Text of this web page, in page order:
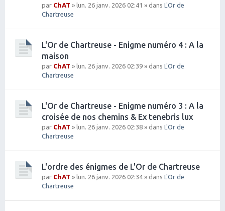
par ChAT » lun. 26 janv. 2026 02:41 » dans L'Or de
Chartreuse
L'Or de Chartreuse - Enigme numéro 4 : A la
maison
par ChAT » lun. 26 janv. 2026 02:39 » dans L'Or de
Chartreuse
L'Or de Chartreuse - Enigme numéro 3 : A la
croisée de nos chemins & Ex tenebris lux
par ChAT » lun. 26 janv. 2026 02:38 » dans L'Or de
Chartreuse
L'ordre des énigmes de L'Or de Chartreuse
par ChAT » lun. 26 janv. 2026 02:34 » dans L'Or de
Chartreuse